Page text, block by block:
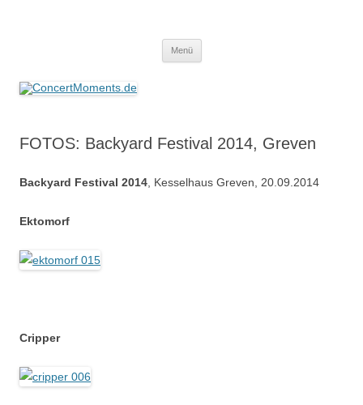
Menü
FOTOS: Backyard Festival 2014, Greven
Backyard Festival 2014 , Kesselhaus Greven, 20.09.2014
Ektomorf
Cripper